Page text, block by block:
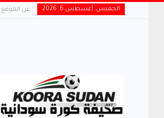
الخميس, أغسطس 6, 2026 عن الموقع